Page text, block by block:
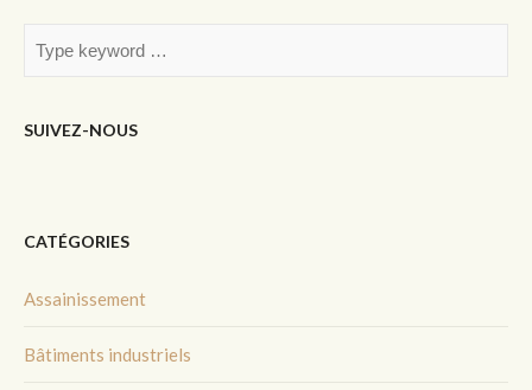
SUIVEZ-NOUS
CATÉGORIES
Assainissement
Bâtiments industriels